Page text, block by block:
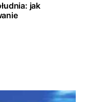
jak